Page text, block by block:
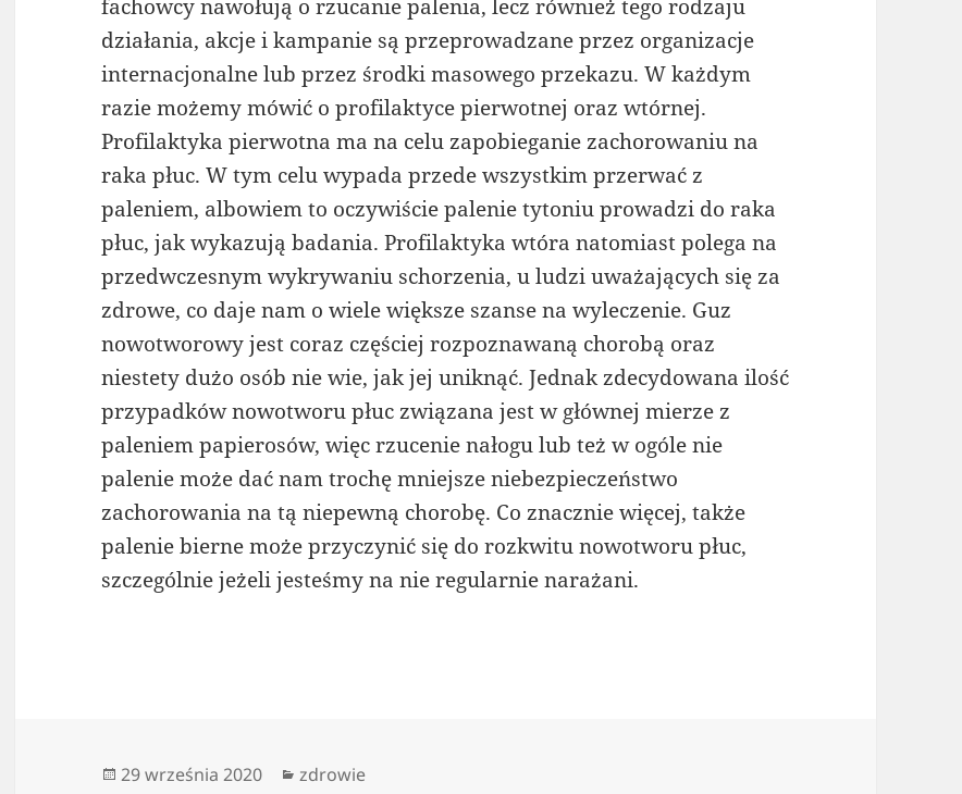
fachowcy nawołują o rzucanie palenia, lecz również tego rodzaju
działania, akcje i kampanie są przeprowadzane przez organizacje
internacjonalne lub przez środki masowego przekazu. W każdym
razie możemy mówić o profilaktyce pierwotnej oraz wtórnej.
Profilaktyka pierwotna ma na celu zapobieganie zachorowaniu na
raka płuc. W tym celu wypada przede wszystkim przerwać z
paleniem, albowiem to oczywiście palenie tytoniu prowadzi do raka
płuc, jak wykazują badania. Profilaktyka wtóra natomiast polega na
przedwczesnym wykrywaniu schorzenia, u ludzi uważających się za
zdrowe, co daje nam o wiele większe szanse na wyleczenie. Guz
nowotworowy jest coraz częściej rozpoznawaną chorobą oraz
niestety dużo osób nie wie, jak jej uniknąć. Jednak zdecydowana ilość
przypadków nowotworu płuc związana jest w głównej mierze z
paleniem papierosów, więc rzucenie nałogu lub też w ogóle nie
palenie może dać nam trochę mniejsze niebezpieczeństwo
zachorowania na tą niepewną chorobę. Co znacznie więcej, także
palenie bierne może przyczynić się do rozkwitu nowotworu płuc,
szczególnie jeżeli jesteśmy na nie regularnie narażani.
Data
29 września 2020 Kategorie
zdrowie